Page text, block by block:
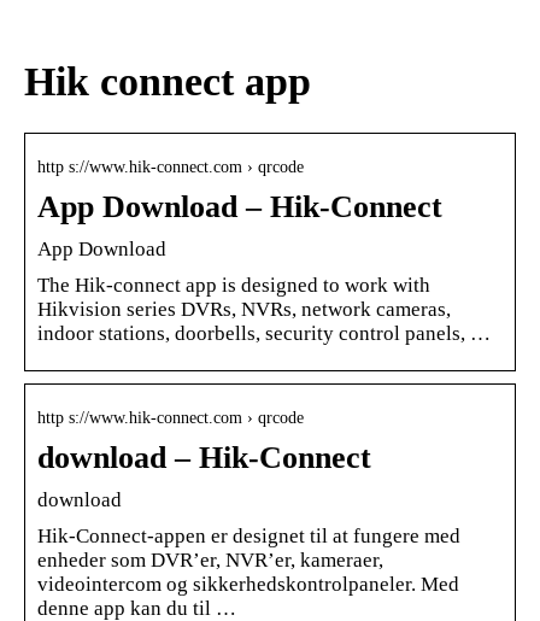
Hik connect app
http s://www.hik-connect.com › qrcode
App Download – Hik-Connect
App Download
The Hik-connect app is designed to work with
Hikvision series DVRs, NVRs, network cameras,
indoor stations, doorbells, security control panels, …
http s://www.hik-connect.com › qrcode
download – Hik-Connect
download
Hik-Connect-appen er designet til at fungere med
enheder som DVR’er, NVR’er, kameraer,
videointercom og sikkerhedskontrolpaneler. Med
denne app kan du til …